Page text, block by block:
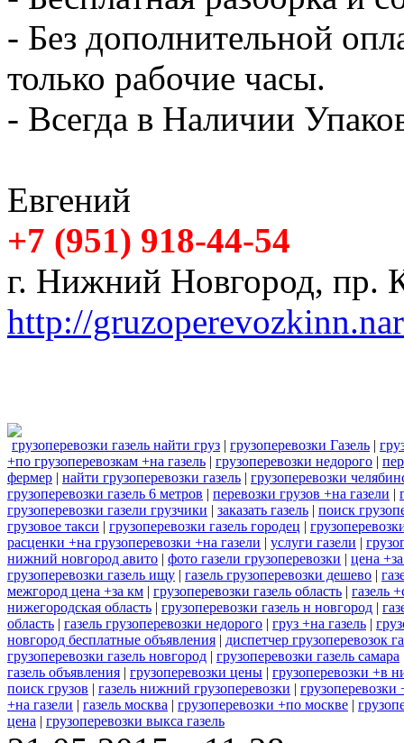
- Без дополнительной
только рабочие часы.
- Всегда в Наличии
Евгений
+7 (951) 918-44-54
г. Нижний Новгород, пр.
http://
грузоперевозки газель найти груз | грузоперевозки Газель |
+по грузоперевозкам +на газель | грузоперевозки недорого |
фермер | найти грузоперевозки газель | грузоперевозки
грузоперевозки газель 6 метров | перевозки грузов +на газели |
грузоперевозки газели грузчики | заказать газель | поиск
грузовое такси | грузоперевозки газель городец |
расценки +на грузоперевозки +на газели | услуги газели |
нижний новгород авито | фото газели грузоперевозки | цена
грузоперевозки газель ищу | газель грузоперевозки дешево |
межгород цена +за км | грузоперевозки газель область | газель
нижегородская область | грузоперевозки газель н новгород |
область | газель грузоперевозки недорого | груз +на газель |
новгород бесплатные объявления | диспетчер грузоперевозок
грузоперевозки газель новгород | грузоперевозки газель самара
газель объявления | грузоперевозки цены | грузоперевозки +в
поиск грузов | газель нижний грузоперевозки | грузоперевозки
+на газели | газель москва | грузоперевозки +по москве |
цена | грузоперевозки выкса газель